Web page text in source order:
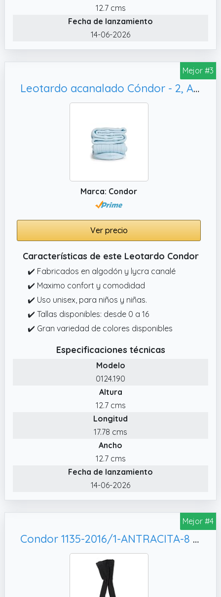
12.7 cms
Fecha de lanzamiento
14-06-2026
Mejor #3
Leotardo acanalado Cóndor - 2, Azul bebé
Marca: Condor
Ver precio
Características de este Leotardo Condor
✔️ Fabricados en algodón y lycra canalé
✔️ Maximo confort y comodidad
✔️ Uso unisex, para niños y niñas.
✔️ Tallas disponibles: desde 0 a 16
✔️ Gran variedad de colores disponibles
Especificaciones técnicas
Modelo
0124.190
Altura
12.7 cms
Longitud
17.78 cms
Ancho
12.7 cms
Fecha de lanzamiento
14-06-2026
Mejor #4
Condor 1135-2016/1-ANTRACITA-8 - LEOTARDO CANALE bebé-niños color: ANTRACITA talla: 8